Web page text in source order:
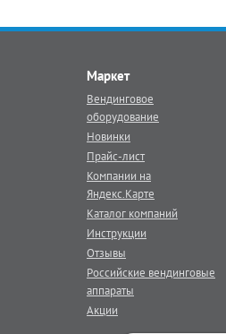
Маркет
Вендинговое
оборудование
Новинки
Прайс-лист
Компании на
Яндекс.Карте
Каталог компаний
Инструкции
Отзывы
Российские вендинговые
аппараты
Акции